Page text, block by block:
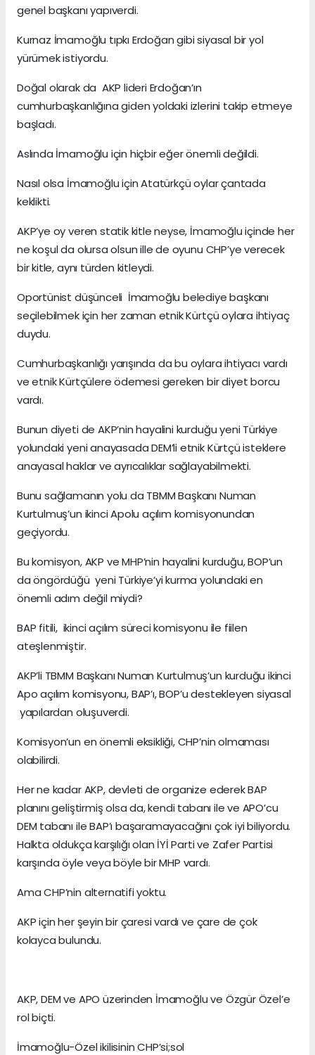
genel başkanı yapıverdi.
Kurnaz İmamoğlu tıpkı Erdoğan gibi siyasal bir yol
yürümek istiyordu.
Doğal olarak da AKP lideri Erdoğan’ın
cumhurbaşkanlığına giden yoldaki izlerini takip etmeye
başladı.
Aslında İmamoğlu için hiçbir eğer önemli değildi.
Nasıl olsa İmamoğlu için Atatürkçü oylar çantada
keklikti.
AKP’ye oy veren statik kitle neyse, İmamoğlu içinde her
ne koşul da olursa olsun ille de oyunu CHP’ye verecek
bir kitle, aynı türden kitleydi.
Oportünist düşünceli İmamoğlu belediye başkanı
seçilebilmek için her zaman etnik Kürtçü oylara ihtiyaç
duydu.
Cumhurbaşkanlığı yarışında da bu oylara ihtiyacı vardı
ve etnik Kürtçülere ödemesi gereken bir diyet borcu
vardı.
Bunun diyeti de AKP’nin hayalini kurduğu yeni Türkiye
yolundaki yeni anayasada DEM’li etnik Kürtçü isteklere
anayasal haklar ve ayrıcalıklar sağlayabilmekti.
Bunu sağlamanın yolu da TBMM Başkanı Numan
Kurtulmuş’un ikinci Apolu açılım komisyonundan
geçiyordu.
Bu komisyon, AKP ve MHP’nin hayalini kurduğu, BOP’un
da öngördüğü yeni Türkiye’yi kurma yolundaki en
önemli adım değil miydi?
BAP fitili, ikinci açılım süreci komisyonu ile fiilen
ateşlenmiştir.
AKP’li TBMM Başkanı Numan Kurtulmuş’un kurduğu ikinci
Apo açılım komisyonu, BAP’ı, BOP’u destekleyen siyasal
yapılardan oluşuverdi.
Komisyon’un en önemli eksikliği, CHP’nin olmaması
olabilirdi.
Her ne kadar AKP, devleti de organize ederek BAP
planını geliştirmiş olsa da, kendi tabanı ile ve APO’cu
DEM tabanı ile BAP’ı başaramayacağını çok iyi biliyordu.
Halkta oldukça karşılığı olan İYİ Parti ve Zafer Partisi
karşında öyle veya böyle bir MHP vardı.
Ama CHP’nin alternatifi yoktu.
AKP için her şeyin bir çaresi vardı ve çare de çok
kolayca bulundu.
AKP, DEM ve APO üzerinden İmamoğlu ve Özgür Özel’e
rol biçti.
İmamoğlu-Özel ikilisinin CHP’si;sol